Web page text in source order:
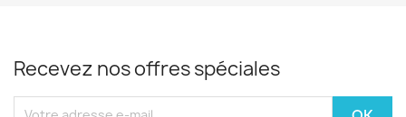
Recevez nos offres spéciales